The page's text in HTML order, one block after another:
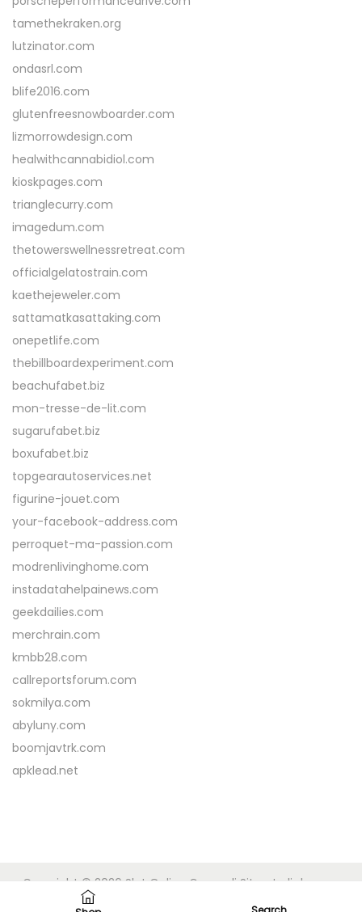
tamethekraken.org
lutzinator.com
ondasrl.com
blife2016.com
glutenfreesnowboarder.com
lizmorrowdesign.com
healwithcannabidiol.com
kioskpages.com
trianglecurry.com
imagedum.com
thetowerswellnessretreat.com
officialgelatostrain.com
kaethejeweler.com
sattamatkasattaking.com
onepetlife.com
thebillboardexperiment.com
beachufabet.biz
mon-tresse-de-lit.com
sugarufabet.biz
boxufabet.biz
topgearautoservices.net
figurine-jouet.com
your-facebook-address.com
perroquet-ma-passion.com
modrenlivinghome.com
instadatahelpainews.com
geekdailies.com
merchrain.com
kmbb28.com
callreportsforum.com
sokmilya.com
abyluny.com
boomjavtrk.com
apklead.net
Copyright © 2026 Slot Online Gacor di Situs Judi dengan
Fitur Deposit Pulsa DANA
| Powered byWoostify